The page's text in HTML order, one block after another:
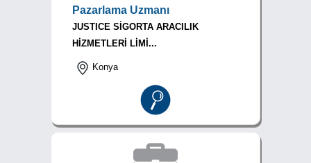
Pazarlama Uzmanı
JUSTICE SİGORTA ARACILIK
HİZMETLERİ LİMİ...
Konya